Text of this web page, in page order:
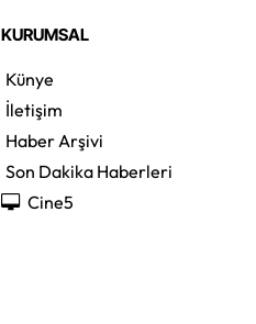
KURUMSAL
Künye
İletişim
Haber Arşivi
Son Dakika Haberleri
Cine5